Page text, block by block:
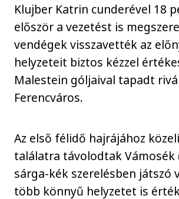
Klujber Katrin cunderével 18
először a vezetést is
vendégek visszavették az
helyzeteit biztos kézzel
Malestein góljaival tapadt
Ferencváros.
Az első félidő hajrájához
találatra távolodtak Vámosék
sárga-kék szerelésben játszó
több könnyű helyzetet is